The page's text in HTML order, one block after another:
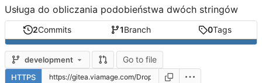
Usługa do obliczania podobieństwa dwóch stringów
2Commits 1Branch 0Tags
development Go to file
HTTPS